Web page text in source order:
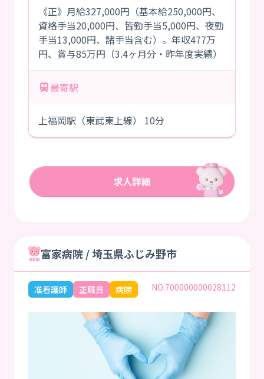
《正》月給327,000円（基本給250,000円、
資格手当20,000円、皆勤手当5,000円、夜勤
手当13,000円、諸手当含む）。年収477万
円、賞与85万円（3.4ヶ月分・昨年度実績）
最寄駅
上福岡駅（東武東上線） 10分
富家病院 / 埼玉県ふじみ野市
准看護師 正職員 病院 NO.700000000028112